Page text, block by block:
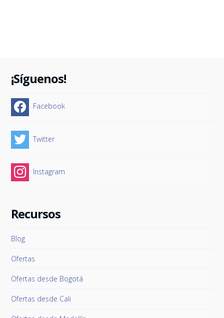
¡Síguenos!
Facebook
Twitter
Instagram
Recursos
Blog
Ofertas
Ofertas desde Bogotá
Ofertas desde Cali